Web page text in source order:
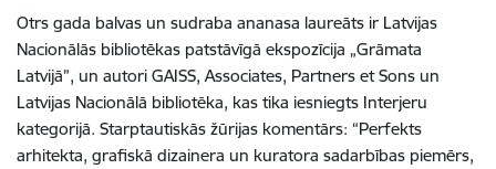
Otrs gada balvas un sudraba ananasa laureāts ir Latvijas
Nacionālās bibliotēkas patstāvīgā ekspozīcija „Grāmata
Latvijā”, un autori GAISS, Associates, Partners et Sons un
Latvijas Nacionālā bibliotēka, kas tika iesniegts Interjeru
kategorijā. Starptautiskās žūrijas komentārs: “Perfekts
arhitekta, grafiskā dizainera un kuratora sadarbības piemērs,